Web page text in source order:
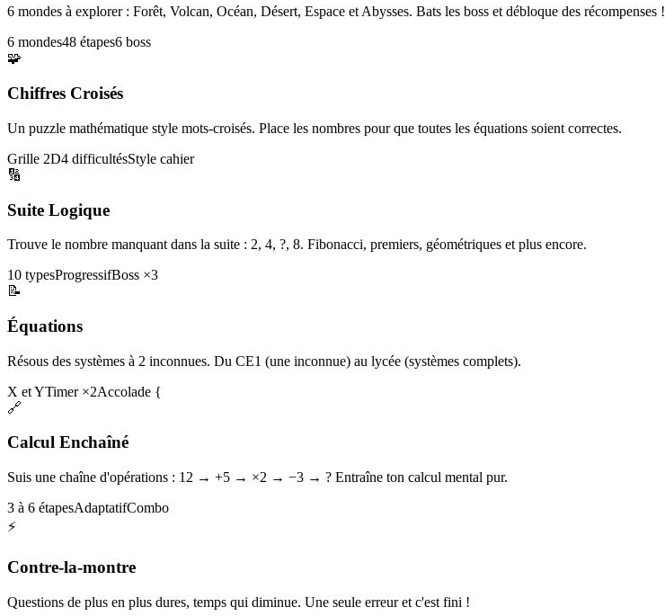
6 mondes à explorer : Forêt, Volcan, Océan, Désert, Espace et Abysses. Bats les boss et débloque des récompenses !
6 mondes48 étapes6 boss
🧩
Chiffres Croisés
Un puzzle mathématique style mots-croisés. Place les nombres pour que toutes les équations soient correctes.
Grille 2D4 difficultésStyle cahier
🔢
Suite Logique
Trouve le nombre manquant dans la suite : 2, 4, ?, 8. Fibonacci, premiers, géométriques et plus encore.
10 typesProgressifBoss ×3
📝
Équations
Résous des systèmes à 2 inconnues. Du CE1 (une inconnue) au lycée (systèmes complets).
X et YTimer ×2Accolade {
🔗
Calcul Enchaîné
Suis une chaîne d'opérations : 12 → +5 → ×2 → −3 → ? Entraîne ton calcul mental pur.
3 à 6 étapesAdaptatifCombo
⚡
Contre-la-montre
Questions de plus en plus dures, temps qui diminue. Une seule erreur et c'est fini !